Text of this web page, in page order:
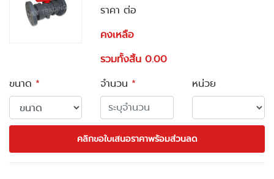
ราคา ต่อ
คงเหลือ
รวมทั้งสิ้น 0.00
ขนาด * จำนวน * หน่วย
คลิกขอใบเสนอราคาพร้อมส่วนลด